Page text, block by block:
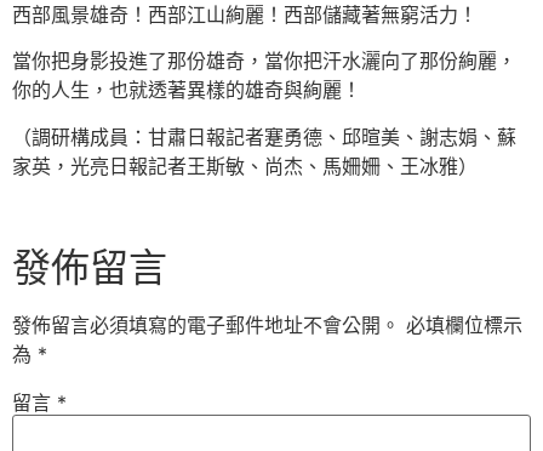
西部風景雄奇！西部江山絢麗！西部儲藏著無窮活力！
當你把身影投進了那份雄奇，當你把汗水灑向了那份絢麗，
你的人生，也就透著異樣的雄奇與絢麗！
（調研構成員：甘肅日報記者蹇勇德、邱暄美、謝志娟、蘇
家英，光亮日報記者王斯敏、尚杰、馬姍姍、王冰雅）
發佈留言
發佈留言必須填寫的電子郵件地址不會公開。 必填欄位標示
為 *
留言 *